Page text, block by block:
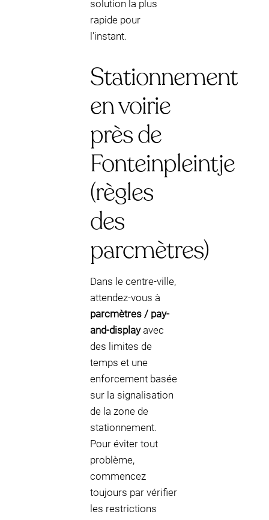
solution la plus
rapide pour
l’instant.
Stationnement
en voirie
près de
Fonteinpleintje
(règles
des
parcmètres)
Dans le centre-ville,
attendez-vous à
parcmètres / pay-
and-displayavec
des limites de
temps et une
enforcement basée
sur la signalisation
de la zone de
stationnement.
Pour éviter tout
problème,
commencez
toujours par vérifier
les restrictions